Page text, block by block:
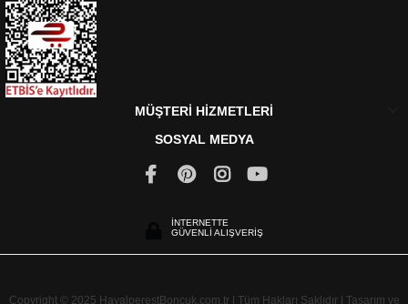
MÜŞTERİ HİZMETLERİ
SOSYAL MEDYA
İNTERNETTE
GÜVENLİ ALIŞVERİŞ
Copyright © 2025 HayalperestBoncuk.com.tr | Tüm Hakları Saklıdır | Tasarım ve